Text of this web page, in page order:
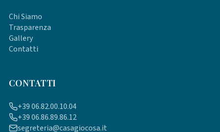
Chi Siamo
Trasparenza
Gallery
Contatti
CONTATTI
+39 06.82.00.10.04
+39 06.86.89.86.12
segreteria@casagiocosa.it